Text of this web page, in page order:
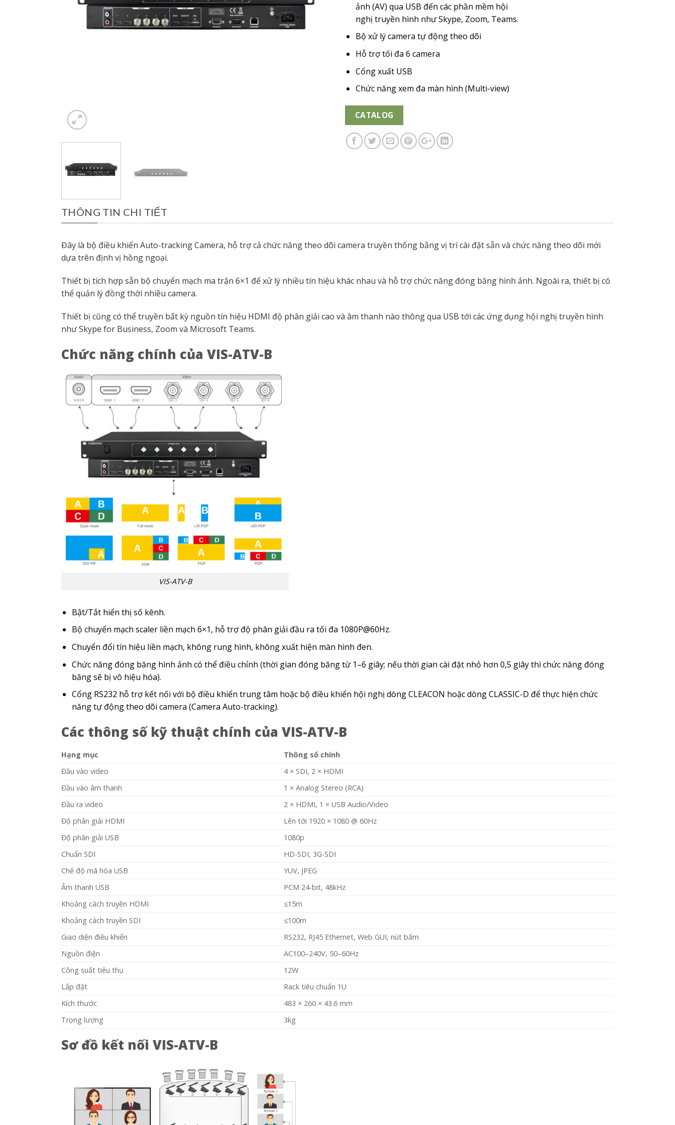
ảnh (AV) qua USB đến các phần mềm hội
nghị truyền hình như Skype, Zoom, Teams.
Bộ xử lý camera tự động theo dõi
Hỗ trợ tối đa 6 camera
Cổng xuất USB
Chức năng xem đa màn hình (Multi-view)
CATALOG
THÔNG TIN CHI TIẾT
Đây là bộ điều khiển Auto-tracking Camera, hỗ trợ cả chức năng theo dõi camera truyền thống bằng vị trí cài đặt sẵn và chức năng theo dõi mới
dựa trên định vị hồng ngoại.
Thiết bị tích hợp sẵn bộ chuyển mạch ma trận 6×1 để xử lý nhiều tín hiệu khác nhau và hỗ trợ chức năng đóng băng hình ảnh. Ngoài ra, thiết bị có
thể quản lý đồng thời nhiều camera.
Thiết bị cũng có thể truyền bất kỳ nguồn tín hiệu HDMI độ phân giải cao và âm thanh nào thông qua USB tới các ứng dụng hội nghị truyền hình
như Skype for Business, Zoom và Microsoft Teams.
Chức năng chính của VIS-ATV-B
VIS-ATV-B
Bật/Tắt hiển thị số kênh.
Bộ chuyển mạch scaler liền mạch 6×1, hỗ trợ độ phân giải đầu ra tối đa 1080P@60Hz.
Chuyển đổi tín hiệu liền mạch, không rung hình, không xuất hiện màn hình đen.
Chức năng đóng băng hình ảnh có thể điều chỉnh (thời gian đóng băng từ 1–6 giây; nếu thời gian cài đặt nhỏ hơn 0,5 giây thì chức năng đóng
băng sẽ bị vô hiệu hóa).
Cổng RS232 hỗ trợ kết nối với bộ điều khiển trung tâm hoặc bộ điều khiển hội nghị dòng CLEACON hoặc dòng CLASSIC-D để thực hiện chức
năng tự động theo dõi camera (Camera Auto-tracking).
Các thông số kỹ thuật chính của VIS-ATV-B
Hạng mục
Thông số chính
Đầu vào video
4 × SDI, 2 × HDMI
Đầu vào âm thanh
1 × Analog Stereo (RCA)
Đầu ra video
2 × HDMI, 1 × USB Audio/Video
Độ phân giải HDMI
Lên tới 1920 × 1080 @ 60Hz
Độ phân giải USB
1080p
Chuẩn SDI
HD-SDI, 3G-SDI
Chế độ mã hóa USB
YUV, JPEG
Âm thanh USB
PCM 24-bit, 48kHz
Khoảng cách truyền HDMI
≤15m
Khoảng cách truyền SDI
≤100m
Giao diện điều khiển
RS232, RJ45 Ethernet, Web GUI, nút bấm
Nguồn điện
AC100–240V, 50–60Hz
Công suất tiêu thụ
12W
Lắp đặt
Rack tiêu chuẩn 1U
Kích thước
483 × 260 × 43.6 mm
Trọng lượng
3kg
Sơ đồ kết nối VIS-ATV-B